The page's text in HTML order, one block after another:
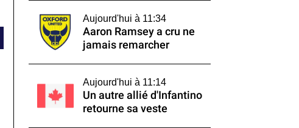
Aujourd'hui à 11:34
Aaron Ramsey a cru ne
jamais remarcher
Aujourd'hui à 11:14
Un autre allié d'Infantino
retourne sa veste